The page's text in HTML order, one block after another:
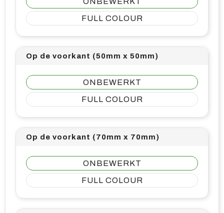
FULL COLOUR
Op de voorkant (50mm x 50mm)
ONBEWERKT
FULL COLOUR
Op de voorkant (70mm x 70mm)
ONBEWERKT
FULL COLOUR